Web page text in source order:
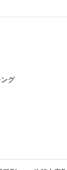
グ